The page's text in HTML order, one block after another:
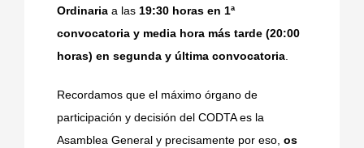
Ordinariaa las 19:30 horas en 1ª
convocatoria y media hora más tarde (20:00
horas) en segunda y última convocatoria.
Recordamos que el máximo órgano de
participación y decisión del CODTA es la
Asamblea General y precisamente por eso, os